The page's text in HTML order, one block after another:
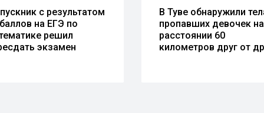
с результатом
на ЕГЭ по
решил
экзамен
В Туве обнаружили
пропавших девочек на
расстоянии 60
километров друг от